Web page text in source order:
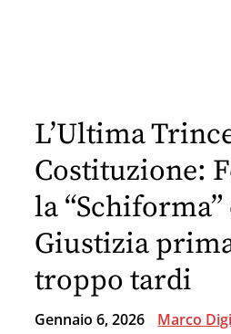
Ecco
Cosa
Devi
Sapere
L’Ultima
Costituzione:
la
Giustizia
troppo tardi
Gennaio 6, 2026 Marco